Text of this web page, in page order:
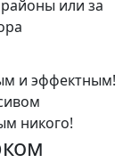
или за
и эффектным!
никого!